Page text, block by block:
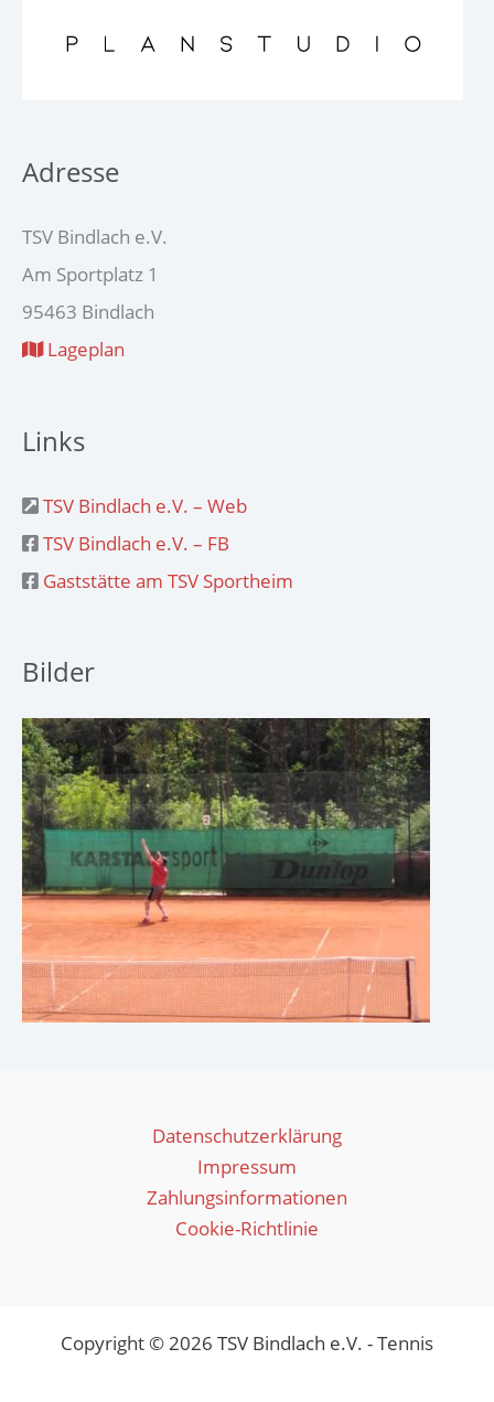
Adresse
TSV Bindlach e.V.
Am Sportplatz 1
95463 Bindlach
Lageplan
Links
TSV Bindlach e.V. – Web
TSV Bindlach e.V. – FB
Gaststätte am TSV Sportheim
Bilder
Datenschutzerklärung
Impressum
Zahlungsinformationen
Cookie-Richtlinie
Copyright © 2026 TSV Bindlach e.V. - Tennis